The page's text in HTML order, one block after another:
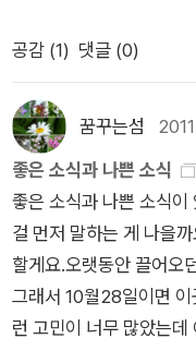
게 아니라 나름 좋았기
중한 글을 다시한번 읽어
면 비슷한 글들이 넘쳐
는 출판사도 많아지는 요
기억 보다는 [창비]가 앞
지만 책임 있는 출판사
은 사람은 선택 이론에
적이 있어요, 우성만 유
죽는 날까지 토실토실한
도 그 개가 크는 것까지
좋아. 개들은 왜 자살 같
서 - 당시에는 내가 도저
왜 그렇게 삶에 대해서
냉소적이었을까? 그 후
춤은 나와 함께]라는 책
지극히 냉소적인 '강진희'
억하는(두번은 잔소리
금은 충격적이었던 그녀
게 선물한 책이다. 왠지
겨지는데 그때도 그녀
아직 읽어보지 못한 은
내의 상자]가 좋았다면
마도 그당시 신촌이었고
주부본업에 빠져책과는
졌을 즈음엔 다른 책들에
[태연한 인생]을 읽으며
공감 (1) 댓글 (0)
꿈꾸는섬
좋은 소식과 나쁜 소식
좋은 소식과 나쁜 소식
걸 먼저 말하는 게 나을
할게요.오랫동안 끌어오
그래서 10월28일이면
런 고민이 너무 많았는데